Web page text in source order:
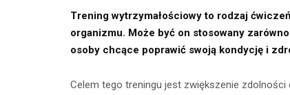
Trening wytrzymałościowy to rodzaj
organizmu. Może być on stosowany
osoby chcące poprawić swoją kondycję i
Celem tego treningu jest zwiększenie